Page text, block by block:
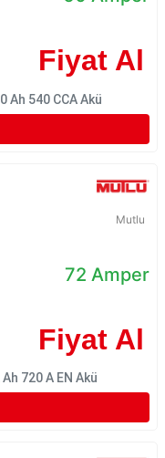
Fiyat Al
Ah 540 CCA Akü
Mutlu
72 Amper
Fiyat Al
720 A EN Akü